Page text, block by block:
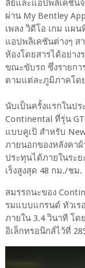
ลีย์และแอปพลิเคชัน
ผ่าน My Bentley
เพลง วิดีโอ เกม แผ
แอปพลิเคชันต่างๆ ส
ห้องโดยสารได้อย่าง
ขณะขับรถ ซึ่งรายกา
ตามแต่ละภูมิภาคโด
นับเป็นครั้งแรกในป
Continental ที่รุ่น
แบบคูเป้ สำหรับ
ภายนอกของหลังคาผ้
ประทุนได้ภายในระ
เร็งสูงสุด 48 กม./ชม.
สมรรถนะของ
รมแบบแกรนด์ ทัวเร
ภายใน 3.4 วินาที โด
อิเล็กทรอนิกส์ไว้ที่